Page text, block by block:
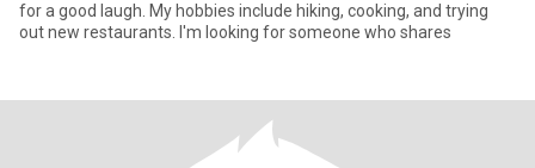
for a good laugh. My hobbies include hiking, cooking, and trying
out new restaurants. I'm looking for someone who shares